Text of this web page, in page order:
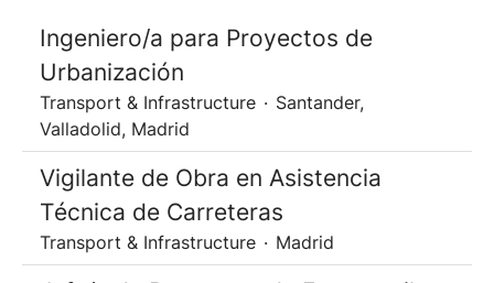
Ingeniero/a para Proyectos de
Urbanización
Transport & Infrastructure · Santander,
Valladolid, Madrid
Vigilante de Obra en Asistencia
Técnica de Carreteras
Transport & Infrastructure · Madrid